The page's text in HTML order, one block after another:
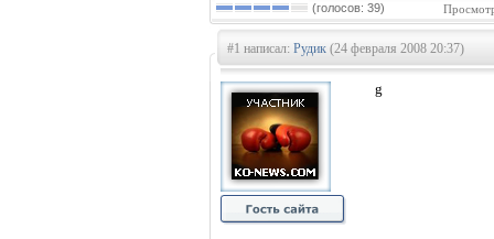
(голосов: 39)
#1 написал: Рудик (24 февраля 2008 20:37)
g